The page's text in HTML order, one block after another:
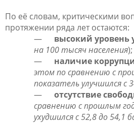
По её словам, критическими
протяжении ряда лет остаются:
— высокий уровень
на 100 тысяч населения);
— наличие
этом по сравнению с
показатель улучшился с
— отсутствие
сравнению с прошлым
ухудшился с 52,8 до 54,1